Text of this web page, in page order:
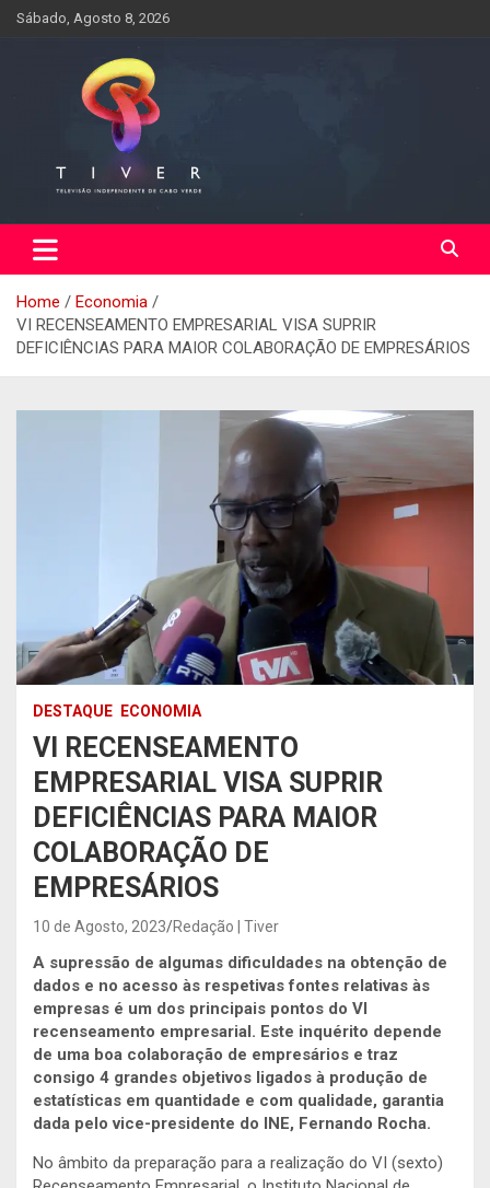
SkipSábado, Agosto 8, 2026
Home
Economia
VI RECENSEAMENTO EMPRESARIAL VISA SUPRIR
DEFICIÊNCIAS PARA MAIOR COLABORAÇÃO DE EMPRESÁRIOS
DESTAQUE ECONOMIA
VI RECENSEAMENTO
EMPRESARIAL VISA SUPRIR
DEFICIÊNCIAS PARA MAIOR
COLABORAÇÃO DE
EMPRESÁRIOS
10 de Agosto, 2023 Redação | Tiver
A supressão de algumas dificuldades na obtenção de
dados e no acesso às respetivas fontes relativas às
empresas é um dos principais pontos do VI
recenseamento empresarial. Este inquérito depende
de uma boa colaboração de empresários e traz
consigo 4 grandes objetivos ligados à produção de
estatísticas em quantidade e com qualidade, garantia
dada pelo vice-presidente do INE, Fernando Rocha.
No âmbito da preparação para a realização do VI (sexto)